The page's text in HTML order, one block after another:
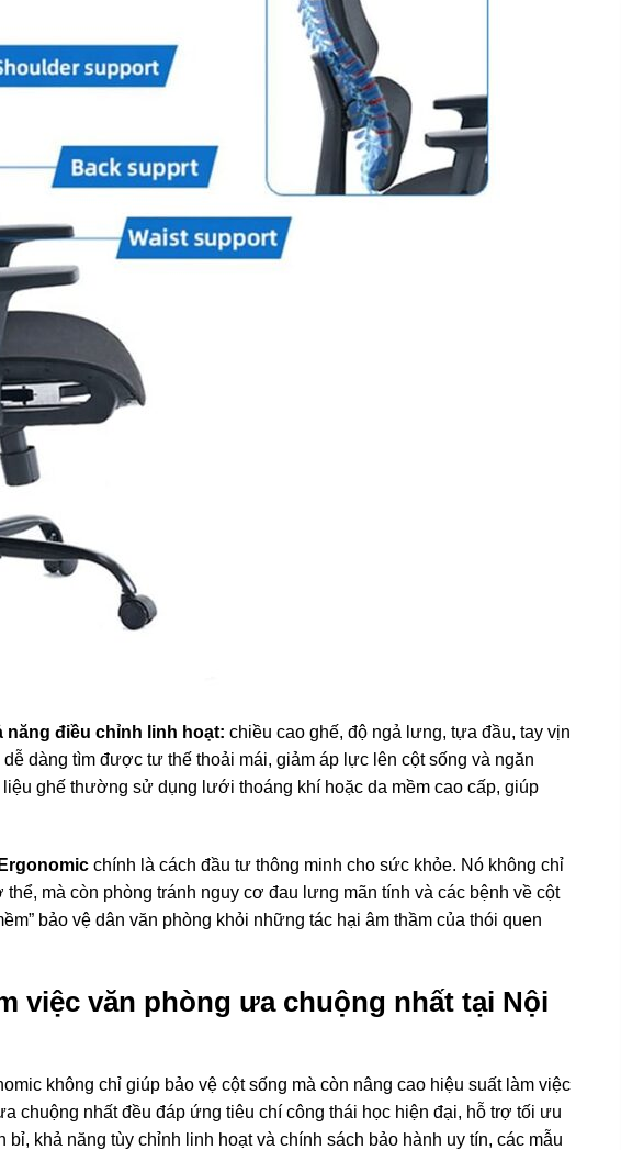
năng điều chỉnh linh hoạt: chiều cao ghế, độ ngả lưng, tựa đầu, tay vịn
dàng tìm được tư thế thoải mái, giảm áp lực lên cột sống và ngăn
ghế thường sử dụng lưới thoáng khí hoặc da mềm cao cấp, giúp
chính là cách đầu tư thông minh cho sức khỏe. Nó không chỉ
mà còn phòng tránh nguy cơ đau lưng mãn tính và các bệnh về cột
bảo vệ dân văn phòng khỏi những tác hại âm thầm của thói quen
việc văn phòng ưa chuộng nhất tại Nội
không chỉ giúp bảo vệ cột sống mà còn nâng cao hiệu suất làm việc
chuộng nhất đều đáp ứng tiêu chí công thái học hiện đại, hỗ trợ tối ưu
khả năng tùy chỉnh linh hoạt và chính sách bảo hành uy tín, các mẫu